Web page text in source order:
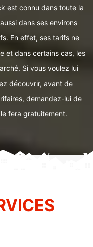
est connu dans toute la
dans ses environs
En effet, ses tarifs ne
et dans certains cas, les
Si vous voulez lui
découvrir, avant de
demandez-lui de
fera gratuitement.